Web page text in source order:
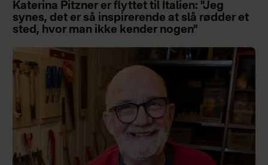
Katerina Pitzner er flyttet til Italien: "Jeg
synes, det er så inspirerende at slå rødder et
sted, hvor man ikke kender nogen"